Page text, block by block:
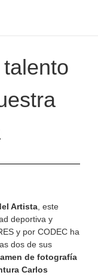
Artista , este
deportiva y
y por CODEC ha
dos de sus
de fotografía
Carlos